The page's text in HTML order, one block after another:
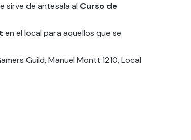
sirve de antesala al Curso de
en el local para aquellos que se
Guild, Manuel Montt 1210, Local